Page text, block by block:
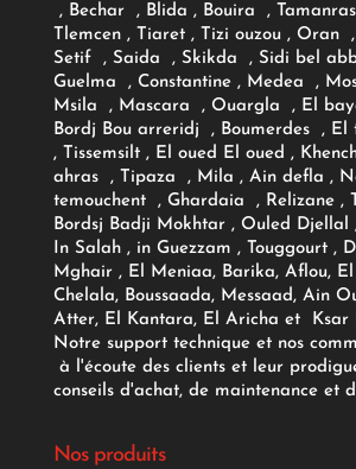
, Bechar , Blida , Bouira ,
Tlemcen , Tiaret , Tizi ouzou , Oran
Setif , Saida , Skikda , Sidi bel
Guelma , Constantine , Medea ,
Msila , Mascara , Ouargla , El
Bordj Bou arreridj , Boumerdes , El
, Tissemsilt , El oued El oued ,
ahras , Tipaza , Mila , Ain defla ,
temouchent , Ghardaia , Relizane ,
Bordsj Badji Mokhtar , Ouled Djellal
In Salah , in Guezzam , Touggourt ,
Mghair , El Meniaa, Barika, Aflou,
Chelala, Boussaada, Messaad, Ain
Atter, El Kantara, El Aricha et Ksar
Notre support technique et nos
à l'écoute des clients et leur
conseils d'achat, de maintenance et
Nos produits